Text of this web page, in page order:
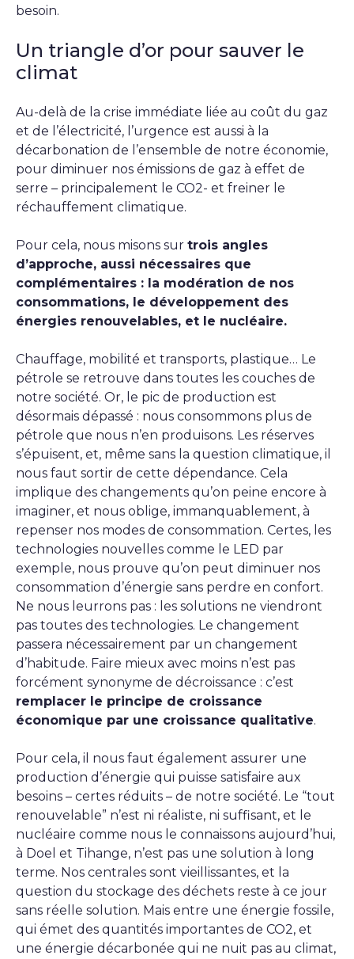
besoin.
Un triangle d’or pour sauver le
climat
Au-delà de la crise immédiate liée au coût du gaz
et de l’électricité, l’urgence est aussi à la
décarbonation de l’ensemble de notre économie,
pour diminuer nos émissions de gaz à effet de
serre – principalement le CO2- et freiner le
réchauffement climatique.
Pour cela, nous misons sur trois angles
d’approche, aussi nécessaires que
complémentaires : la modération de nos
consommations, le développement des
énergies renouvelables, et le nucléaire.
Chauffage, mobilité et transports, plastique… Le
pétrole se retrouve dans toutes les couches de
notre société. Or, le pic de production est
désormais dépassé : nous consommons plus de
pétrole que nous n’en produisons. Les réserves
s’épuisent, et, même sans la question climatique, il
nous faut sortir de cette dépendance. Cela
implique des changements qu’on peine encore à
imaginer, et nous oblige, immanquablement, à
repenser nos modes de consommation. Certes, les
technologies nouvelles comme le LED par
exemple, nous prouve qu’on peut diminuer nos
consommation d’énergie sans perdre en confort.
Ne nous leurrons pas : les solutions ne viendront
pas toutes des technologies. Le changement
passera nécessairement par un changement
d’habitude. Faire mieux avec moins n’est pas
forcément synonyme de décroissance : c’est
remplacer le principe de croissance
économique par une croissance qualitative.
Pour cela, il nous faut également assurer une
production d’énergie qui puisse satisfaire aux
besoins – certes réduits – de notre société. Le “tout
renouvelable” n’est ni réaliste, ni suffisant, et le
nucléaire comme nous le connaissons aujourd’hui,
à Doel et Tihange, n’est pas une solution à long
terme. Nos centrales sont vieillissantes, et la
question du stockage des déchets reste à ce jour
sans réelle solution. Mais entre une énergie fossile,
qui émet des quantités importantes de CO2, et
une énergie décarbonée qui ne nuit pas au climat,